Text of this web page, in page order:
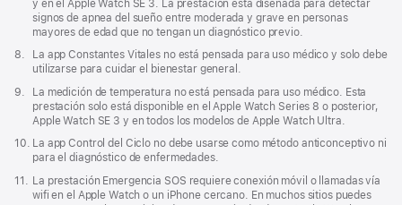
página
y en el Apple Watch SE 3. La prestación está diseñada para detectar
signos de apnea del sueño entre moderada y grave en personas
mayores de edad que no tengan un diagnóstico previo.
Nota
de
página
8.
La app Constantes Vitales no está pensada para uso médico y solo debe
utilizarse para cuidar el bienestar general.
Nota
página
9.
La medición de temperatura no está pensada para uso médico. Esta
prestación solo está disponible en el Apple Watch Series 8 o posterior,
Apple Watch SE 3 y en todos los modelos de Apple Watch Ultra.
Nota
de
página
10. La app Control del Ciclo no debe usarse como método anticonceptivo ni
para el diagnóstico de enfermedades.
Nota
11. La prestación Emergencia SOS requiere conexión móvil o llamadas vía
wifi en el Apple Watch o un iPhone cercano. En muchos sitios puedes